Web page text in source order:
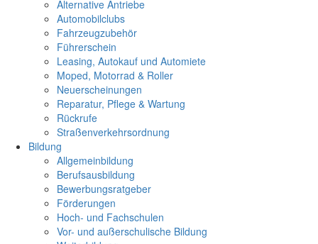
Alternative Antriebe
Automobilclubs
Fahrzeugzubehör
Führerschein
Leasing, Autokauf und Automiete
Moped, Motorrad & Roller
Neuerscheinungen
Reparatur, Pflege & Wartung
Rückrufe
Straßenverkehrsordnung
Bildung
Allgemeinbildung
Berufsausbildung
Bewerbungsratgeber
Förderungen
Hoch- und Fachschulen
Vor- und außerschulische Bildung